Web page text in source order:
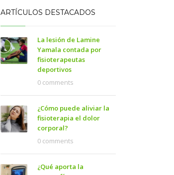
ARTÍCULOS DESTACADOS
La lesión de Lamine
Yamala contada por
fisioterapeutas
deportivos
0 comments
¿Cómo puede aliviar la
fisioterapia el dolor
corporal?
0 comments
¿Qué aporta la